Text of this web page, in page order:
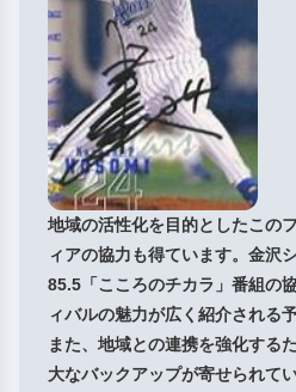
地域の活性化を目的としたこの
ィアの協力も得ています。金沢
85.5「こころのチカラ」番組の
ィバルの魅力が広く紹介される予
また、地域との連携を強化する
大なバックアップが寄せられて